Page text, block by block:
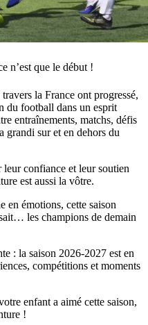
n’est que le début !
la France ont progressé,
du football dans un esprit
entraînements, matchs, défis
grandi sur et en dehors du
confiance et leur soutien
est aussi la vôtre.
en émotions, cette saison
les champions de demain
: la saison 2026-2027 est en
compétitions et moments
enfant a aimé cette saison,
!